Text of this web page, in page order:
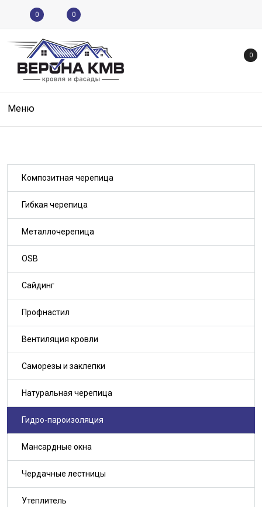
0 0
0
Меню
Композитная черепица
Гибкая черепица
Металлочерепица
OSB
Сайдинг
Профнастил
Вентиляция кровли
Саморезы и заклепки
Натуральная черепица
Гидро-пароизоляция
Мансардные окна
Чердачные лестницы
Утеплитель